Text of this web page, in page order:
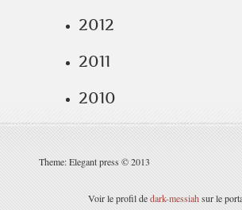
2012
2011
2010
Theme: Elegant press © 2013
Voir le profil dedark-messiahsur le